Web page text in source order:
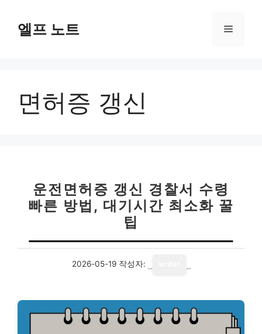
엘프 노트 메
면허증 갱신
운전면허증 갱신 경찰서 수령
빠른 방법, 대기시간 최소화 꿀
팁
2026-05-19 작성자: